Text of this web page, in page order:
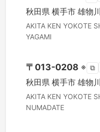
秋田県 横手市 雄物
AKITA KEN YOKOTE
YAGAMI
〒 013-0208 ※ ⧉
秋田県 横手市 雄物
AKITA KEN YOKOTE
NUMADATE